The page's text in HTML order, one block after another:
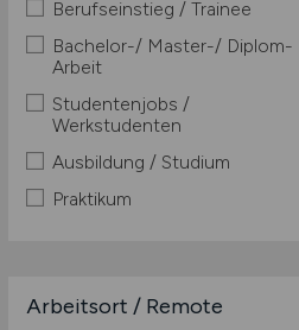
Berufseinstieg / Trainee
Bachelor-/ Master-/ Diplom-
Arbeit
Studentenjobs /
Werkstudenten
Ausbildung / Studium
Praktikum
Arbeitsort / Remote